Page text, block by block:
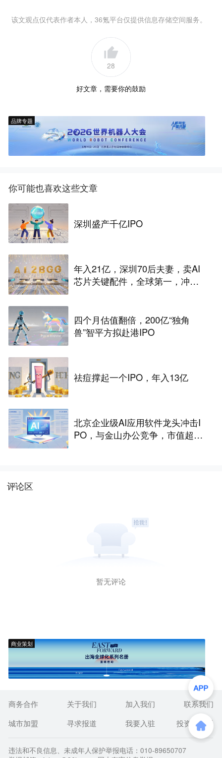
该文观点仅代表作者本人，36氪平台仅提供信息存储空间服务。
28
好文章，需要你的鼓励
品牌专题
你可能也喜欢这些文章
深圳盛产千亿IPO
年入21亿，深圳70后夫妻，卖AI
芯片关键配件，全球第一，冲刺
四个月估值翻倍，200亿“独角
兽”智平方拟赴港IPO
祛痘撑起一个IPO，年入13亿
北京企业级AI应用软件龙头冲击I
PO，与金山办公竞争，市值超33
评论区
暂无评论
商业策划
商务合作 关于我们 加入我们
联系我们
城市加盟
寻求报道 我要入驻 投资者关系
违法和不良信息、未成年人保护举报电话：010-89650707